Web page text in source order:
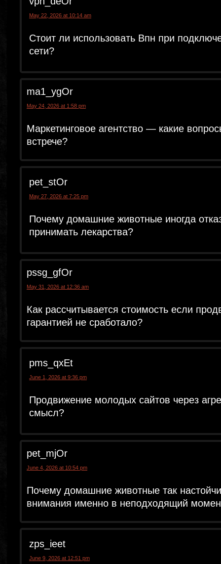
May 22, 2026 at 10:14 am
Стоит ли использовать Впн при
сети?
ma1_ygOr
May 24, 2026 at 1:58 pm
Маркетинговое агентство — какие
встрече?
pet_stOr
May 27, 2026 at 7:25 pm
Почему домашние животные иногда
принимать лекарства?
pssg_gfOr
May 31, 2026 at 12:36 am
Как рассчитывается стоимость если
гарантией не сработало?
pms_qxEt
June 1, 2026 at 9:36 pm
Продвижение молодых сайтов через
смысл?
pet_mjOr
June 4, 2026 at 10:54 pm
Почему домашние животные так
внимания именно в неподходящий
zps_ieet
June 9, 2026 at 12:51 pm